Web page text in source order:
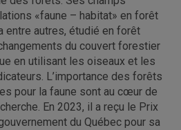
«faune – habitat» en forêt
entre autres, étudié en forêt
du couvert forestier
en utilisant les oiseaux et les
L’importance des forêts
pour la faune sont au cœur de
En 2023, il a reçu le Prix
du Québec pour sa